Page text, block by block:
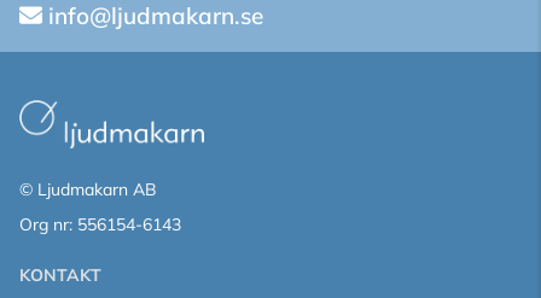
info@ljudmakarn.se
© Ljudmakarn AB
Org nr: 556154-6143
KONTAKT